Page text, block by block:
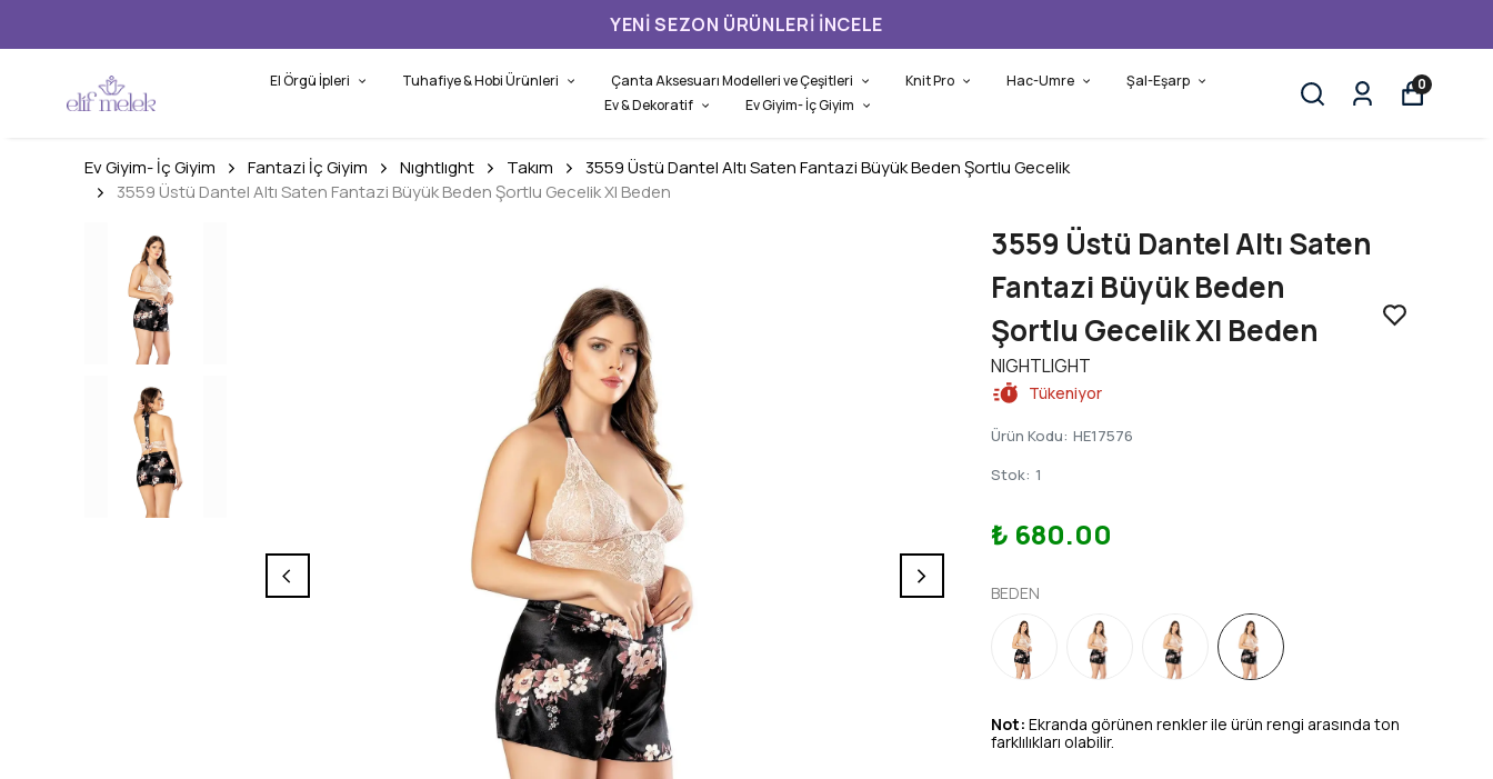
YENI SEZON ÜRÜNLERI İNCELE
El Örgü İpleri Tuhafiye & Hobi Ürünleri Çanta Aksesuarı Modelleri ve Çeşitleri Knit Pro Hac-Umre
Şal-Eşarp
Ev & Dekoratif
Ev Giyim- İç Giyim
0
Ev Giyim- İç Giyim Fantazi İç Giyim Nıghtlıght Takım
3559 Üstü Dantel Altı Saten Fantazi Büyük Beden Şortlu Gecelik
3559 Üstü Dantel Altı Saten Fantazi Büyük Beden Şortlu Gecelik Xl Beden
3559 Üstü Dantel Altı Saten
Fantazi Büyük Beden
Şortlu Gecelik Xl Beden
NIGHTLIGHT
Tükeniyor
Ürün Kodu: HE17576
Stok: 1
₺ 680.00
BEDEN
Not: Ekranda görünen renkler ile ürün rengi arasında ton
farklılıkları olabilir.